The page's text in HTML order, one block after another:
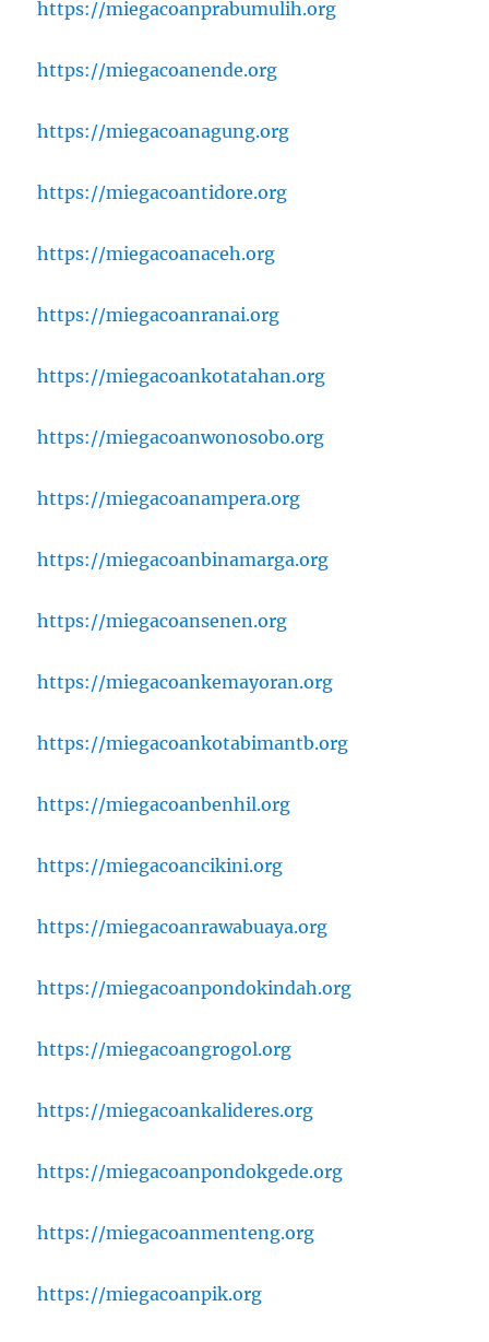
https://miegacoanprabumulih.org
https://miegacoanende.org
https://miegacoanagung.org
https://miegacoantidore.org
https://miegacoanaceh.org
https://miegacoanranai.org
https://miegacoankotatahan.org
https://miegacoanwonosobo.org
https://miegacoanampera.org
https://miegacoanbinamarga.org
https://miegacoansenen.org
https://miegacoankemayoran.org
https://miegacoankotabimantb.org
https://miegacoanbenhil.org
https://miegacoancikini.org
https://miegacoanrawabuaya.org
https://miegacoanpondokindah.org
https://miegacoangrogol.org
https://miegacoankalideres.org
https://miegacoanpondokgede.org
https://miegacoanmenteng.org
https://miegacoanpik.org